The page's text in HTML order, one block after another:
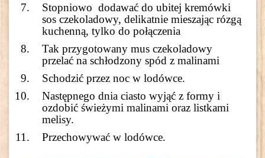
Stopniowo dodawać do ubitej kremówki
sos czekoladowy, delikatnie mieszając rózgą
kuchenną, tylko do połączenia
Tak przygotowany mus czekoladowy
przelać na schłodzony spód z malinami
Schodzić przez noc w lodówce.
Następnego dnia ciasto wyjąć z formy i
ozdobić świeżymi malinami oraz listkami
melisy.
Przechowywać w lodówce.